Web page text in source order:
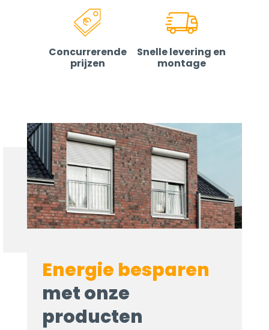
Concurrerende
prijzen
Snelle levering en
montage
Energie besparen
met onze
producten